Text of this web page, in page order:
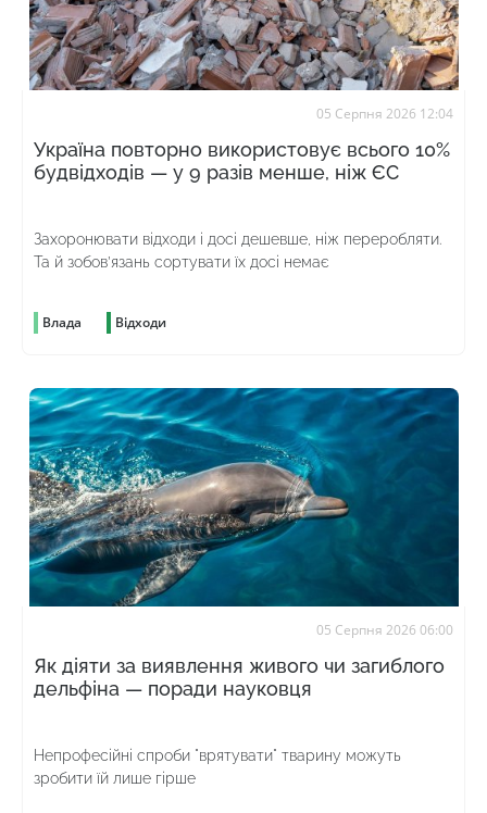
05 Серпня 2026 12:04
Україна повторно використовує всього 10%
будвідходів — у 9 разів менше, ніж ЄС
Захоронювати відходи і досі дешевше, ніж переробляти.
Та й зобов’язань сортувати їх досі немає
Влада Відходи
05 Серпня 2026 06:00
Як діяти за виявлення живого чи загиблого
дельфіна — поради науковця
Непрофесійні спроби "врятувати" тварину можуть
зробити їй лише гірше